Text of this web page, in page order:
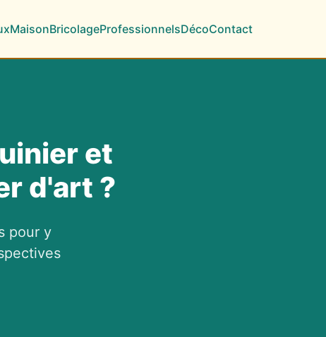
MaisonBricolageProfessionnelsDécoContact
et
d'art ?
pour y